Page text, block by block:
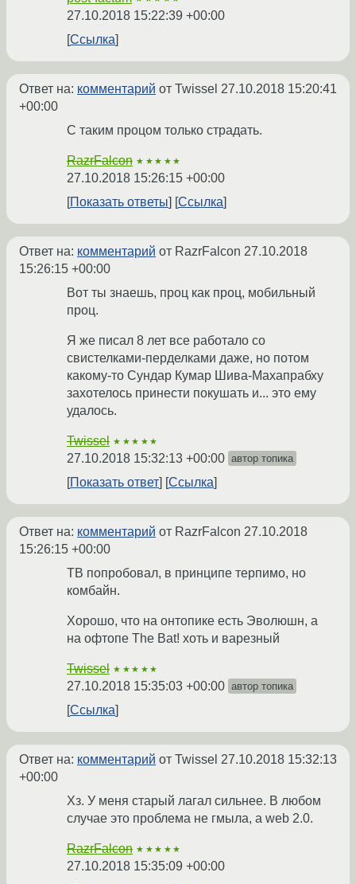
27.10.2018 15:22:39 +00:00
Ссылка
Ответ на: комментарий от Twissel 27.10.2018 15:20:41
+00:00
С таким процом только страдать.
RazrFalcon ★★★★★
27.10.2018 15:26:15 +00:00
Показать ответы
Ссылка
Ответ на: комментарий от RazrFalcon 27.10.2018
15:26:15 +00:00
Вот ты знаешь, проц как проц, мобильный
проц.
Я же писал 8 лет все работало со
свистелками-перделками даже, но потом
какому-то Сундар Кумар Шива-Махапрабху
захотелось принести покушать и... это ему
удалось.
Twissel ★★★★★
27.10.2018 15:32:13 +00:00 автор топика
Показать ответ Ссылка
Ответ на: комментарий от RazrFalcon 27.10.2018
15:26:15 +00:00
TB попробовал, в принципе терпимо, но
комбайн.
Хорошо, что на онтопике есть Эволюшн, а
на офтопе The Bat! хоть и варезный
Twissel ★★★★★
27.10.2018 15:35:03 +00:00 автор топика
Ссылка
Ответ на: комментарий от Twissel 27.10.2018 15:32:13
+00:00
Хз. У меня старый лагал сильнее. В любом
случае это проблема не гмыла, а web 2.0.
RazrFalcon ★★★★★
27.10.2018 15:35:09 +00:00